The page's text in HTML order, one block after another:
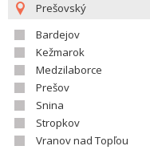
Prešovský
Bardejov
Kežmarok
Medzilaborce
Prešov
Snina
Stropkov
Vranov nad Topľou